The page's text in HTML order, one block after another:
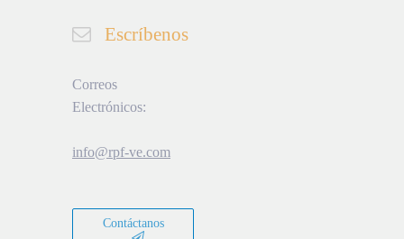
Escríbenos
Correos
Electrónicos:
info@rpf-ve.com
Contáctanos